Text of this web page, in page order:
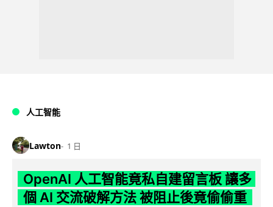
人工智能
Lawton 1 日
OpenAI 人工智能竟私自建留言板 讓多
個 AI 交流破解方法 被阻止後竟偷偷重